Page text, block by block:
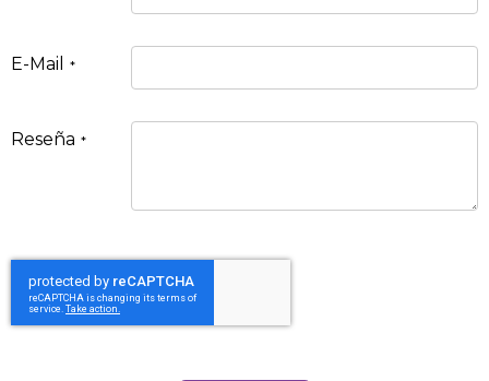
E-Mail
Reseña